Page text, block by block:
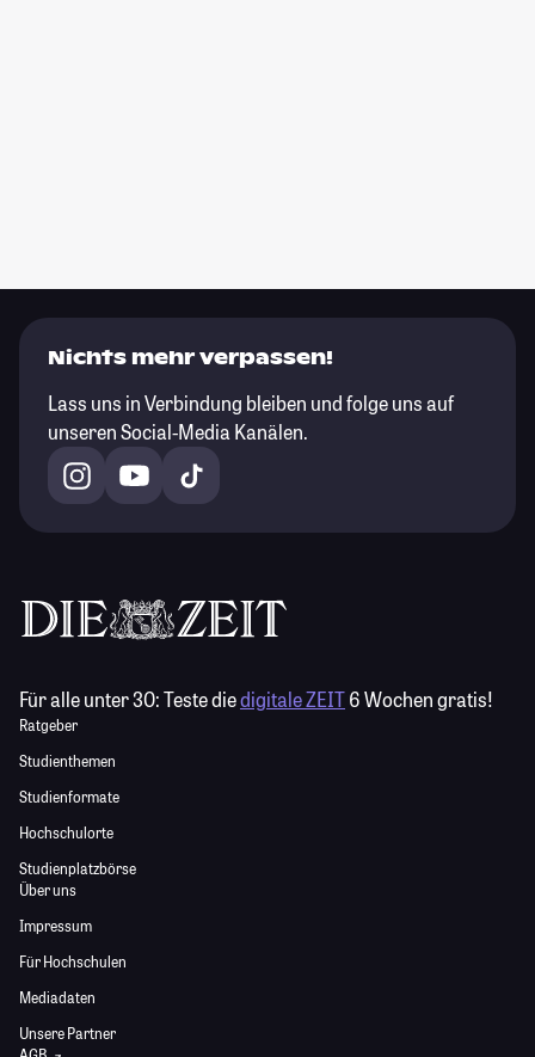
Nichts mehr verpassen!
Lass uns in Verbindung bleiben und folge uns auf
unseren Social-Media Kanälen.
Für alle unter 30:Teste diedigitale ZEIT6 Wochen gratis!
Ratgeber
Studienthemen
Studienformate
Hochschulorte
Studienplatzbörse
Über uns
Impressum
Für Hochschulen
Mediadaten
Unsere Partner